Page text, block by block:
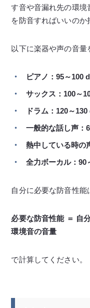
す音や音漏れ先の環境
を防音すればいいのか
以下に楽器や声の音量
ピアノ：95～100
サックス：100～
ドラム：120～
一般的な話し声：
熱中している時の
全力ボーカル：90
自分に必要な防音性能
必要な防音性能 ＝ 自
環境音の音量
で計算してください。